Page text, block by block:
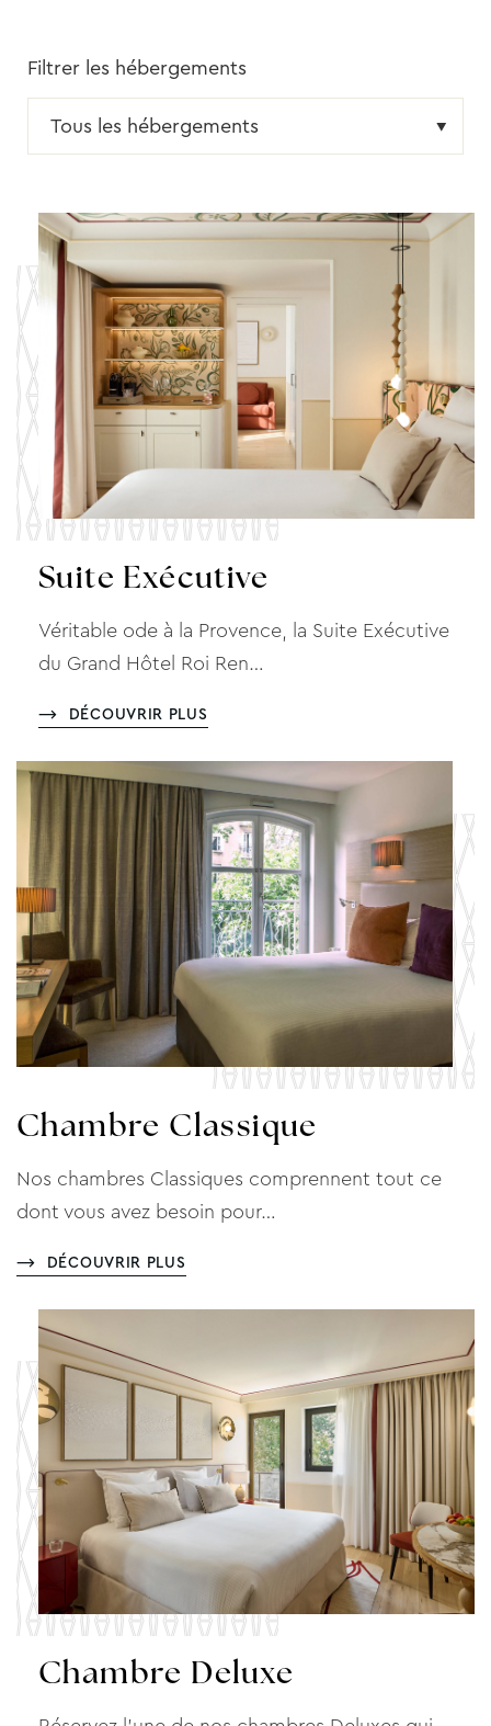
Filtrer les hébergements
Suite Exécutive
Véritable ode à la Provence, la Suite Exécutive
du Grand Hôtel Roi Ren…
DÉCOUVRIR PLUS
Chambre Classique
Nos chambres Classiques comprennent tout ce
dont vous avez besoin pour…
DÉCOUVRIR PLUS
Chambre Deluxe